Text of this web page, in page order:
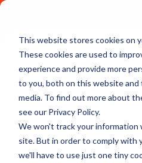
This website stores cookies on
These cookies are used to
experience and provide more
to you, both on this website
media. To find out more about
see our Privacy Policy.
We won't track your information
site. But in order to comply with
we'll have to use just one tiny